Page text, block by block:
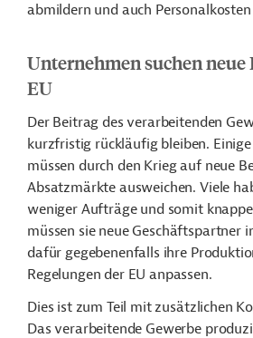
abmildern und auch
Unternehmen suchen
EU
Der Beitrag des verarbeitenden
kurzfristig rückläufig bleiben.
müssen durch den Krieg auf neue
Absatzmärkte ausweichen. Viele
weniger Aufträge und somit
müssen sie neue Geschäftspartner
dafür gegebenenfalls ihre
Regelungen der EU anpassen.
Dies ist zum Teil mit zusätzlichen
Das verarbeitende Gewerbe